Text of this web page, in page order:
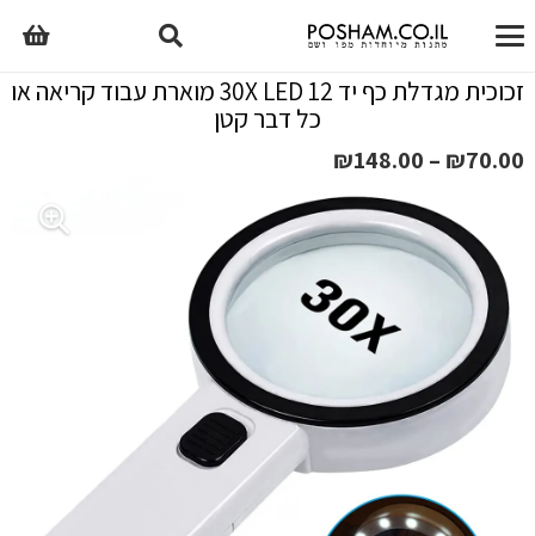
זכוכית מגדלת כף יד 12 30X LED מוארת עבוד קריאה או
כל דבר קטן
₪70.00
–
₪148.00
מחירים:
עד